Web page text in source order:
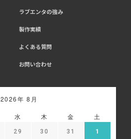
ラブエンタの強み
製作実績
よくある質問
お問い合わせ
2026年 8月
水 木 金 土
29 30 31 1